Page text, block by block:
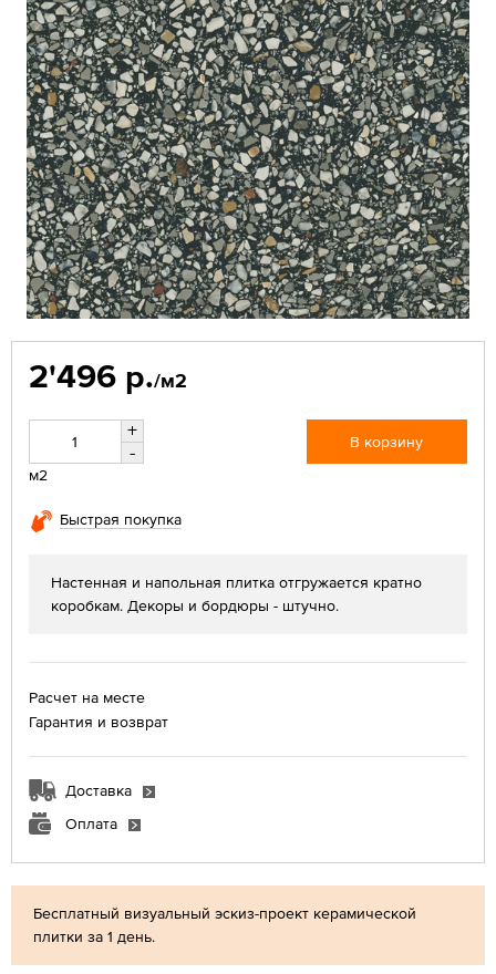
Бесплатный визуальный эскиз-проект керамической
плитки за 1 день.
2'496 р./м2
+
-
м2
В корзину
Быстрая покупка
Настенная и напольная плитка отгружается кратно
коробкам. Декоры и бордюры - штучно.
Расчет на месте
Гарантия и возврат
Доставка
Оплата